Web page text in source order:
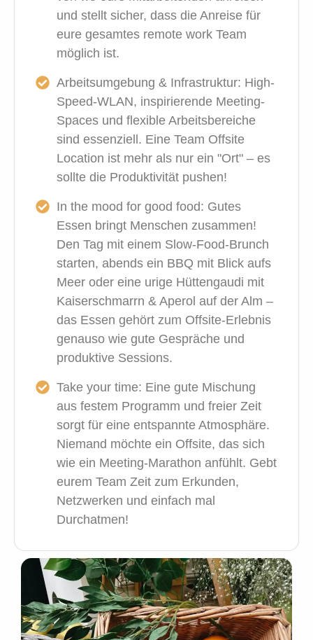
und stellt sicher, dass die Anreise für
eure gesamtes remote work Team
möglich ist.
Arbeitsumgebung & Infrastruktur: High-
Speed-WLAN, inspirierende Meeting-
Spaces und flexible Arbeitsbereiche
sind essenziell. Eine Team Offsite
Location ist mehr als nur ein "Ort" – es
sollte die Produktivität pushen!
In the mood for good food: Gutes
Essen bringt Menschen zusammen!
Den Tag mit einem Slow-Food-Brunch
starten, abends ein BBQ mit Blick aufs
Meer oder eine urige Hüttengaudi mit
Kaiserschmarrn & Aperol auf der Alm –
das Essen gehört zum Offsite-Erlebnis
genauso wie gute Gespräche und
produktive Sessions.
Take your time: Eine gute Mischung
aus festem Programm und freier Zeit
sorgt für eine entspannte Atmosphäre.
Niemand möchte ein Offsite, das sich
wie ein Meeting-Marathon anfühlt. Gebt
eurem Team Zeit zum Erkunden,
Netzwerken und einfach mal
Durchatmen!